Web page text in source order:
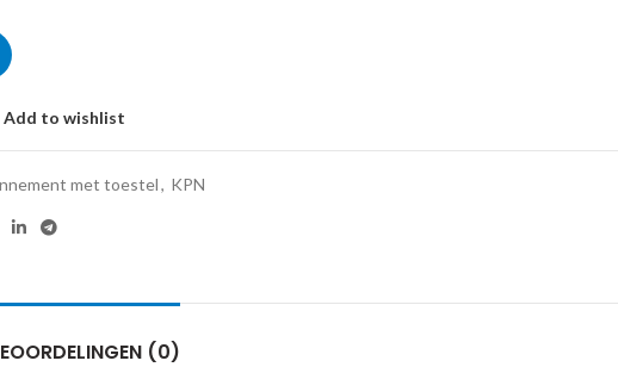
Add to wishlist
met toestel, KPN
(0)